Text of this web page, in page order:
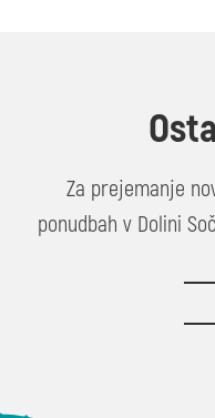
Za prejemanje
ponudbah v Dolini